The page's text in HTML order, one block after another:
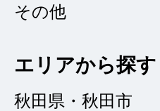
その他
エリアから探す
秋田県・秋田市